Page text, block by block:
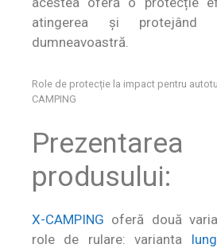
atingerea și protejând
dumneavoastră.
Role de protecție la impact pentru
CAMPING
Prezentarea
produsului:
X-CAMPING oferă două
role de rulare: varianta